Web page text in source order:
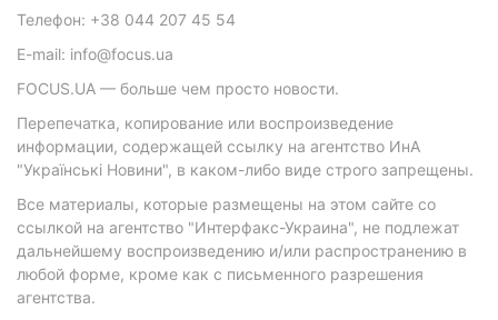
Телефон: +38 044 207 45 54
E-mail: info@focus.ua
FOCUS.UA — больше чем просто новости.
Перепечатка, копирование или воспроизведение
информации, содержащей ссылку на агентство ИнА
"Українські Новини", в каком-либо виде строго запрещены.
Все материалы, которые размещены на этом сайте со
ссылкой на агентство "Интерфакс-Украина", не подлежат
дальнейшему воспроизведению и/или распространению в
любой форме, кроме как с письменного разрешения
агентства.